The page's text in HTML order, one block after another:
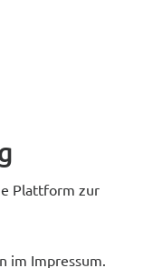
Plattform zur
im Impressum.